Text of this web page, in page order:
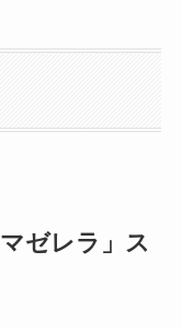
ゼレラ」ス